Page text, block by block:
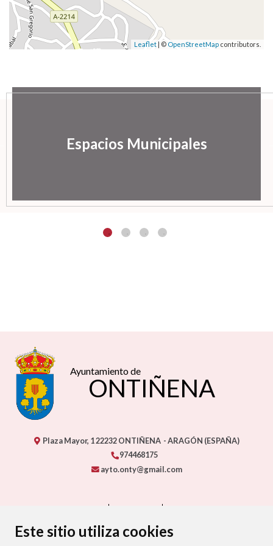
Este sitio utiliza cookies
Leaflet | © OpenStreetMap contributors.
Espacios Municipales
Ayuntamiento de
ONTIÑENA
Plaza Mayor, 122232 ONTIÑENA - ARAGÓN (ESPAÑA)
974468175
ayto.onty@gmail.com
PROTECCIÓN DE DATOS
POLÍTICA DE COOKIES